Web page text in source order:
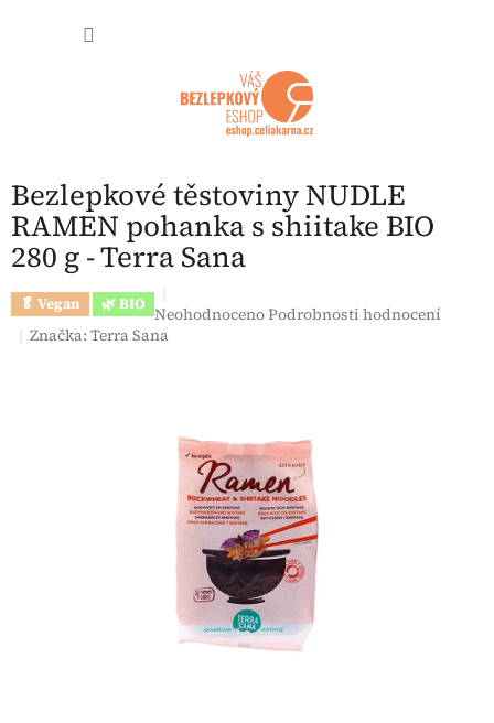
Bezlepkové těstoviny NUDLE
RAMEN pohanka s shiitake BIO
280 g - Terra Sana
🥬 Vegan 🌿 BIO Průměrné hodnocení produktu je 0,0 z 5
NeohodnocenoPodrobnosti hodnocení
Značka:Terra Sana